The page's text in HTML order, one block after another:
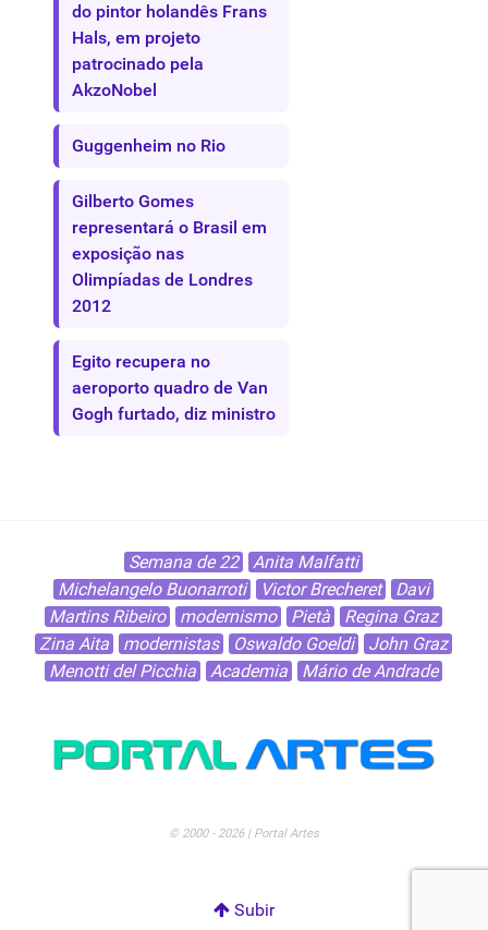
do pintor holandês Frans
Hals, em projeto
patrocinado pela
AkzoNobel
Guggenheim no Rio
Gilberto Gomes
representará o Brasil em
exposição nas
Olimpíadas de Londres
2012
Egito recupera no
aeroporto quadro de Van
Gogh furtado, diz ministro
Semana de 22
Anita Malfatti
Michelangelo Buonarroti
Victor Brecheret
Davi
Martins Ribeiro
modernismo Pietà
Regina Graz
Zina Aita
modernistas Oswaldo Goeldi
John Graz
Menotti del Picchia
Academia Mário de Andrade
© 2000 - 2026 | Portal Artes
Subir